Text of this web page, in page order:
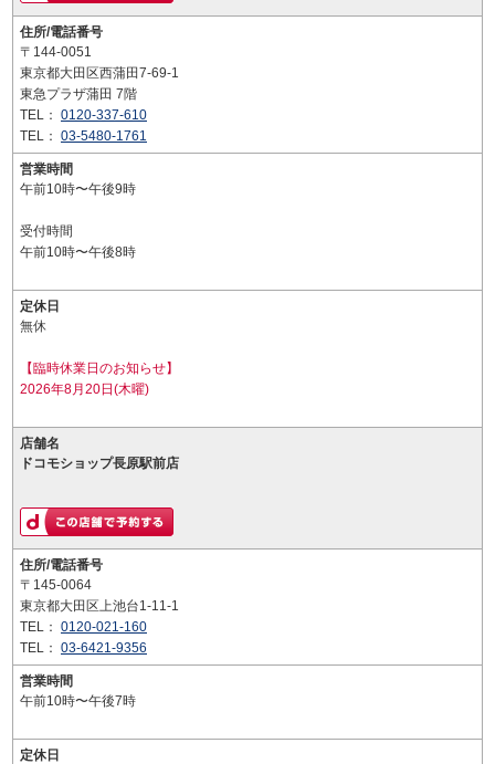
住所/電話番号
〒144-0051
東京都大田区西蒲田7-69-1
東急プラザ蒲田 7階
TEL： 0120-337-610
TEL： 03-5480-1761
営業時間
午前10時〜午後9時
受付時間
午前10時〜午後8時
定休日
無休
【臨時休業日のお知らせ】
2026年8月20日(木曜)
店舗名
ドコモショップ長原駅前店
住所/電話番号
〒145-0064
東京都大田区上池台1-11-1
TEL： 0120-021-160
TEL： 03-6421-9356
営業時間
午前10時〜午後7時
定休日